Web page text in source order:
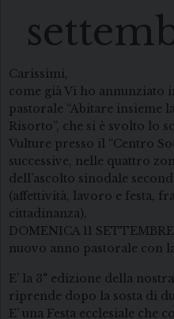
Carissimi,
come già Vi ho annunziato
pastorale “Abitare insieme
Risorto”, che si è svolto lo
Vulture presso il “Centro
successive, nelle quattro
dell’ascolto sinodale
(affettività, lavoro e festa,
cittadinanza),
DOMENICA 11
nuovo anno pastorale con
E’ la 3° edizione della
riprende dopo la sosta di
E’ una Festa ecclesiale che